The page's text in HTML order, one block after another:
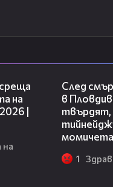
на
|
на
След
в
твърдят,
момичета
1